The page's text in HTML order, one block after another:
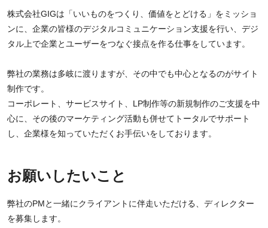
株式会社GIGは「いいものをつくり、価値をとどける」をミッショ
ンに、企業の皆様のデジタルコミュニケーション支援を行い、デジ
タル上で企業とユーザーをつなぐ接点を作る仕事をしています。
弊社の業務は多岐に渡りますが、その中でも中心となるのがサイト
制作です。
コーポレート、サービスサイト、LP制作等の新規制作のご支援を中
心に、その後のマーケティング活動も併せてトータルでサポート
し、企業様を知っていただくお手伝いをしております。
お願いしたいこと
弊社のPMと一緒にクライアントに伴走いただける、ディレクター
を募集します。